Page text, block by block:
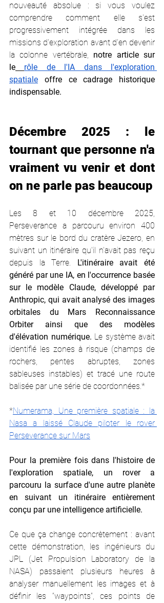
nouveauté absolue : si vous voulez
comprendre comment elle s'est
progressivement intégrée dans les
missions d'exploration avant d'en devenir
la colonne vertébrale, notre article sur
le
rôle de l'IA dans l'exploration
spatiale offre ce cadrage historique
indispensable.
Décembre 2025 : le
tournant que personne n'a
vraiment vu venir et dont
on ne parle pas beaucoup
Les 8 et 10 décembre 2025,
Perseverance a parcouru environ 400
mètres sur le bord du cratère Jezero, en
suivant un itinéraire qu'il n'avait pas reçu
depuis la Terre.
L'itinéraire avait été
généré par une IA, en l'occurrence basée
sur le modèle Claude, développé par
Anthropic, qui avait analysé des images
orbitales du Mars Reconnaissance
Orbiter ainsi que des modèles
d'élévation numérique. Le système avait
identifié les zones à risque (champs de
rochers, pentes abruptes, zones
sableuses instables) et tracé une route
balisée par une série de coordonnées.*
*Numerama, Une première spatiale : la
Nasa a laissé Claude piloter le rover
Perseverance sur Mars
Pour la première fois dans l'histoire de
l'exploration spatiale, un rover a
parcouru la surface d'une autre planète
en suivant un itinéraire entièrement
conçu par une intelligence artificielle.
Ce que ça change concrètement : avant
cette démonstration, les ingénieurs du
JPL (Jet Propulsion Laboratory de la
NASA) passaient plusieurs heures à
analyser manuellement les images et à
définir les “waypoints”, ces points de